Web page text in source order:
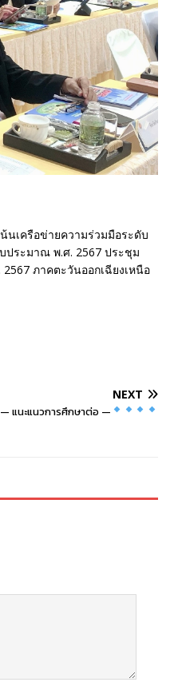
นเครือข่ายความร่วมมือระดับ
ประมาณ พ.ศ. 2567 ประชุม
ภาคตะวันออกเฉียงเหนือ
NEXT
— แนะแนวการศึกษาต่อ —